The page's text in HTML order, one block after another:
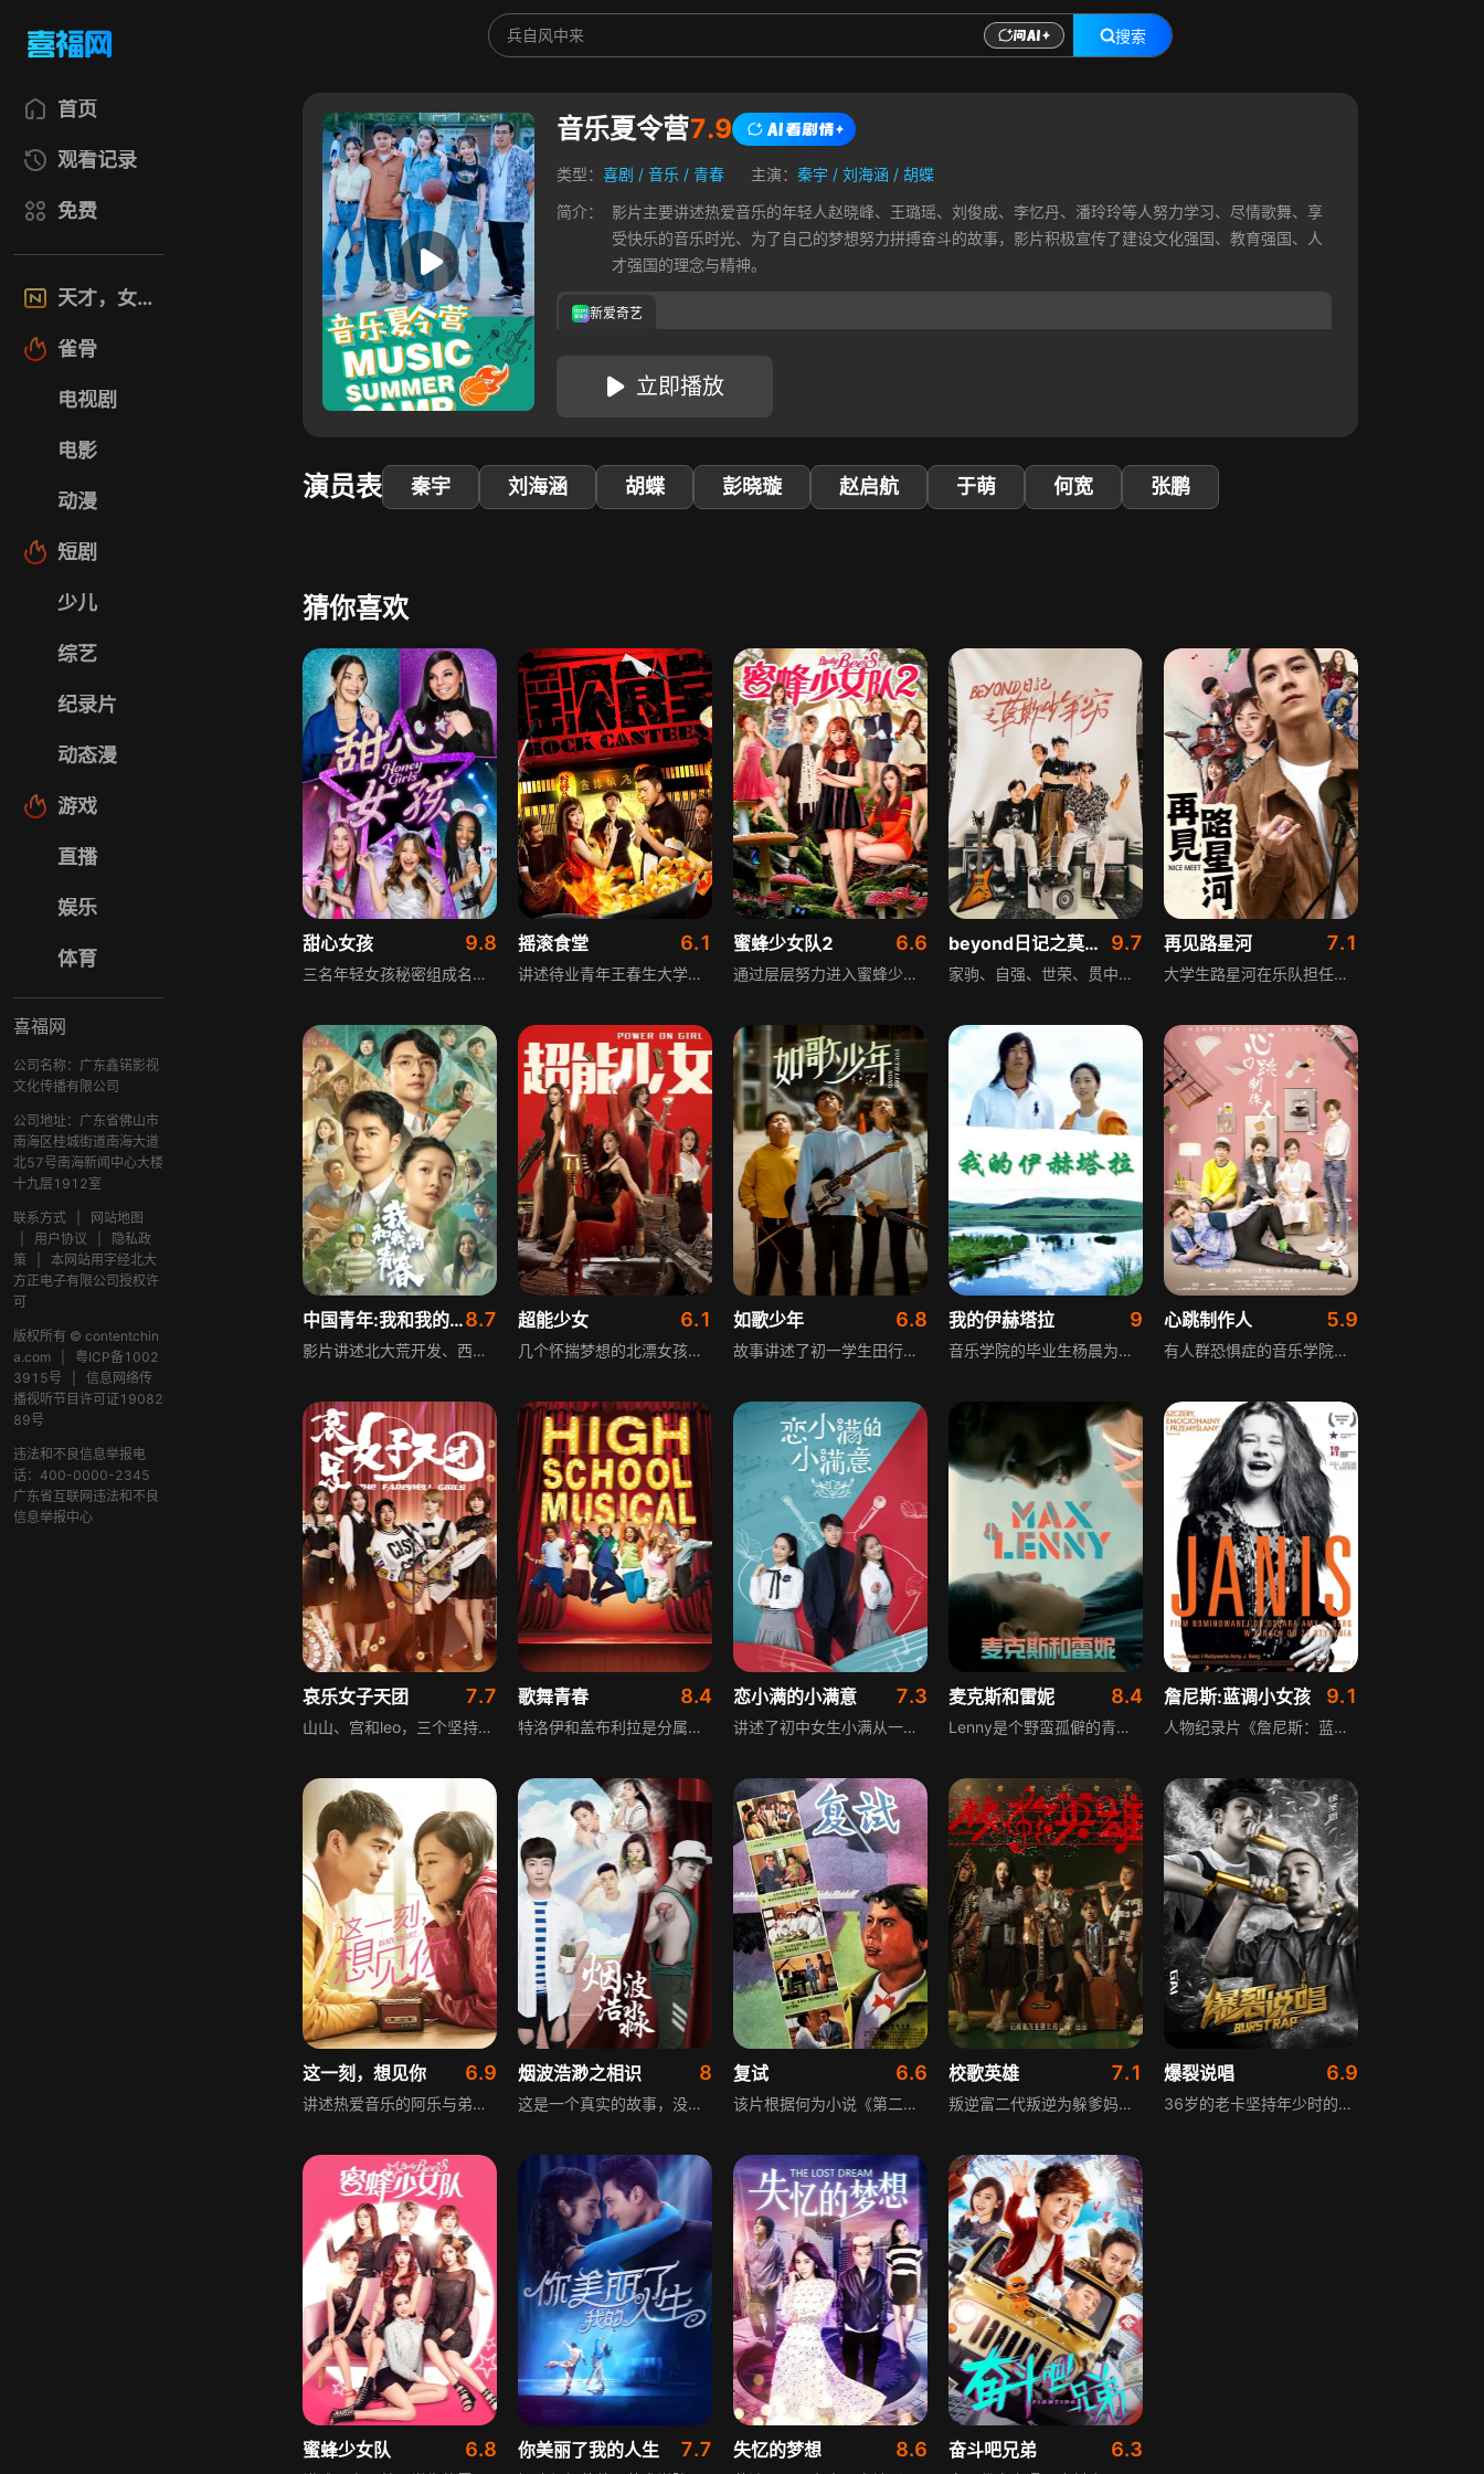
搜索
首页
观看记录
免费
天才，女友
雀骨
电视剧
电影
动漫
短剧
少儿
综艺
纪录片
动态漫
游戏
直播
娱乐
体育
喜福网
公司名称：广东鑫锘影视
文化传播有限公司
公司地址：广东省佛山市
南海区桂城街道南海大道
北57号南海新闻中心大楼
十九层1912室
联系方式
网站地图
用户协议
隐私政
策
本网站用字经北大
方正电子有限公司授权许
可
版权所有 © contentchin
a.com
粤ICP备1002
3915号
信息网络传
播视听节目许可证19082
89号
违法和不良信息举报电
话：400-0000-2345
广东省互联网违法和不良
信息举报中心
音乐夏令营7.9
类型： 喜剧 / 音乐 / 青春 主演： 秦宇 / 刘海涵 / 胡蝶
简介：
影片主要讲述热爱音乐的年轻人赵晓峰、王璐瑶、刘俊成、李忆丹、潘玲玲等人努力学习、尽情歌舞、享
受快乐的音乐时光、为了自己的梦想努力拼搏奋斗的故事，影片积极宣传了建设文化强国、教育强国、人
才强国的理念与精神。
新爱奇艺
立即播放
演员表 秦宇 刘海涵 胡蝶 彭晓璇 赵启航 于萌 何宽 张鹏
猜你喜欢
甜心女孩 9.8
三名年轻女孩秘密组成名为“甜心女孩”的乐队，戴上面具演出后意外走红。但因违反比赛规则，她们面临被淘汰的危机，必须在两种选择中做出决定：要么保密身份各自争取出道，要么坚守不离不弃、友谊至上的原则。剧集围绕女孩们的成长、友情与梦想展开，展现了青春里的纠结与抉择。
摇滚食堂 6.1
讲述待业青年王春生大学毕业后无所事事，一心想组建摇滚乐队却屡屡受挫，与担忧他的父亲矛盾不断，父亲病危后他接手饭店却经营不善，后联合店内众人组成摇滚乐队，虽比赛失败却让饭店闯出特色，王春生也逐渐成长，理解了父亲的良苦用心。
蜜蜂少女队2 6.6
通过层层努力进入蜜蜂少女队的大本营，三姐妹孔雪儿、罗姝涵、张希雅倍感兴奋。但是练习生的道路不是一帆风顺。教官威廉对少女成员们倍加严厉，最后三姐妹能否顺利通过练习生的道路呢？
beyond日记之莫欺少年穷 9.7
家驹、自强、世荣、贯中四个年轻人自组乐队，醉心音乐且各怀梦想。世荣深爱女友马莉，却被身为医学教授的未来岳父要求晕血的他学医；贯中想当警察，靠诚意从交通督导员做起；家驹为全家移民美国开餐馆身兼数职；自强想当一流经纪人。四人一路经历坎坷与欺骗，为理想打拼的故事充满青春热血与现实考验。
再见路星河 7.1
大学生路星河在乐队担任主唱，想在演出时对喜欢的女孩表白，不料在演出前被乐队开除，他临时找来了不会乐器的四个人想要完成表演。经历了重重困难，他们收获了友谊、重新认识了自我，有了别样的青春体悟。
中国青年:我和我的青春8.7
影片讲述北大荒开发、西部大开发、社会主义新时代三个时期，三段关于青年人的故事。无数热血青年将个人理想融入时代发展洪流，用满腔热血谱写青春之歌，以普通人的青春侧写时代发展，彰显一代代青年的家国情怀。
超能少女 6.1
几个怀揣梦想的北漂女孩组成女子跳唱组合，一同踏上逐梦之旅。她们因共同的舞台梦想相识，在日复一日的刻苦训练中相知，从最初配合生疏、一盘散沙的状态，历经一次次磨合与成长，逐渐变得同心协契、团结一致，在追逐热爱的道路上彼此支撑，共同蜕变。
如歌少年 6.8
故事讲述了初一学生田行健同母亲之间有着隔阂。因父亲离世因素母亲耿耿于怀，拒绝田行健接触音乐。田行健因反叛心理同母亲对抗，不断做出让母亲难以接受的言行。最终在音乐老师刘玲及父亲乐队老朋友的影响之下，田行健顺利参加演出，用自己的行动感动了母亲。同时也让母亲释怀，而田行健也完成了成长的蜕变。
我的伊赫塔拉 9
音乐学院的毕业生杨晨为了自己的音乐梦想，希望创作出更好的曲子，拒绝了城市里的好机会，毅然来到了伊赫塔拉支教，成为了一名音乐老师。后来他剪了头发，带着学生们来到了北京参加合唱比赛...
心跳制作人 5.9
有人群恐惧症的音乐学院学生张小渔空有才华却不得施展，她对身为知名唱作人的学长秦枫极为崇拜，下定决心要成为如学长一般的创作歌手。一天，沈漠及白泽、玄熠、须臾通过时空虫洞来到地球，正好落入张小渔家中，而探知到勇者们下落的“七域”魔王浊也尾随而至。由于时空乱流引发停电，沈漠四人浑身浴血，状如鬼神，正在家中打扫卫生的张小渔被吓晕过去。从昏迷中转醒的张小渔心中害怕，她从小佩戴的玉在关键时刻发出光芒将几人逼出门外。然而隔天，浊就暗中对张小渔下手，沈漠识破后出手救了张小渔。被沈漠所救的张小渔对他的印象好转，又见四人无家可归实在可怜，便与四人约法三章答应四人暂时寄住在自己家中，“同居生活”由此开始……
哀乐女子天团 7.7
山山、宫和leo，三个坚持音乐梦想的女孩误打误撞来到殡葬现场，被迫和刘翠、春花同台唱丧。在她们搞砸的葬礼上，女孩们开始发现生死的重量、告别的意义，于是开始认真对待唱丧这件事，五个女孩也从陌生敌意相处成惺惺相惜的好姐妹。当一切走向正轨的时候，山山她们三个却突然接到经纪公司的电话可以包装她们出道，但需要她们与殡葬行业划清界限。一边是她们向往的真正舞台，一边是患难与共的哀乐姐妹们，她们该何去何从？
歌舞青春 8.4
特洛伊和盖布利拉是分属两个世界的年轻人，特洛伊从小作为篮球种子培养，盖布利拉则是高智商的优等生。新年晚会两人被推上舞台合唱，彼此内心燃起火花，巧合的是两人成为高中同班同学。艺术老师挑选音乐剧参演者，特洛伊和盖布利拉凭优美默契的歌声打动老师，要获最终演出资格还得在第二轮面试打败对手，然而事情却起了波折。
恋小满的小满意 7.3
讲述了初中女生小满从一个懵懵懂懂的少女迅速“进化”成魅力四射的明星，并从这一连串旋风般的事件中了解了明星光环背后的压力与代价，体会到友谊的真正含义。小满和她的朋友们为彼此相互保守着秘密，为了心中的梦想而努力奋斗，共同追求着属于各自的小满意
麦克斯和雷妮 8.4
Lenny是个野蛮孤僻的青少年，她通过rap倾诉生活的艰辛，并从中获得心灵的解脱。某天晚上，她在废弃的工地练习说唱时，遇到了来自刚果的无证年轻姑娘Max，Max被Lenny磁性的声音和独特的说辞所吸引，两人的相遇为彼此的生活带来了不一样的色彩，开启了一段充满未知的青春故事。
詹尼斯:蓝调小女孩 9.1
人物纪录片《詹尼斯：蓝调小女孩》，讲述摇滚歌手贾尼斯·乔普林的一生。影片从1967年蒙特利流行音乐节讲起，涵盖1969年伍德斯托克音乐节等阶段，收录相关采访，配乐包含她的热门歌曲。影片展现神话背后的真实女性，通过她的信件带领观众了解其复杂人生，还原摇滚偶像的成长历程。
这一刻，想见你 6.9
讲述热爱音乐的阿乐与弟弟阿原为试弹学校礼堂昂贵钢琴，冒险夜闯教室，躲避保安时发生意外，弟弟昏迷，阿乐深陷自责郁郁寡欢。不久，他的大学生活闯入朋克装扮的少女怪兽与无厘头音乐室友牛车轮，经历诸多荒谬有趣的故事，阿乐重新领悟压抑的音乐梦想与爱的付出。然而天意弄人，他与怪兽刚萌芽的爱情未能开花结果，手机上留下的“想见你”三字，成为彼此心底的遗憾与念想。
烟波浩渺之相识 8
这是一个真实的故事，没有无病呻吟，没有哗众取宠。 “每一次的邂逅都是久别重逢，直到遇见了你们，我才真正明白了这句话的真谛。” 青春是场独行。高中毕业的顾凌淼还没等来大学的生活，却等来了父亲生意失败的消息。家道中落的他为了保护母亲不再被一蹶不振的父亲家暴，为了能继续学业，开始了勤工俭学的生活。 青春是场相逢。顾凌淼在大学里遇到了外表甜美、声音甜美，为爱不顾一切的可爱女生鄢晓波；遇到了高大帅气、重情重义，爱撩妹却不敢面对自己感情的处男学长杜宇浩；遇到了外表冷艳、内心却孤独的白富美学姐蓝梓烟；遇到了不善言辞，喜爱音乐的校知名乐队主唱顾磊…… 几个心怀梦想的人经历磨难，终于成长起来。
复试 6.6
该片根据何为小说《第二次考试》改编，讲述某沿海城市音乐学院招生时，声乐系主任严教授发现有歌唱才能的姑娘陆小梅，复试时她却因嗓子哑未被录取。严教授经过调查得知，复试前一晚刮台风，陆小梅为抢救受台风袭击的受难者彻夜未眠，导致复试时嗓子哑。教授诚恳地找到她，最终录取了这位品德与才华兼具的姑娘。
校歌英雄 7.1
叛逆富二代叛逆为躲爹妈安排，偷报音乐专业，开学撩学姐，为校花与校草开战，背后搞小动作坑对手又坑队友；寒门工科妹靠兼职偷师学音乐，一边端盘子一边写歌逆袭。校园歌曲原创大赛终极一战，看废柴二代如何洗白，草根学霸C位如何出道。青春热血，燃到跺脚！
爆裂说唱 6.9
36岁的老卡坚持年少时的说唱事业，微薄收入让生活贫寒，妻子为孩子未来提出离婚。雪哥邀他参加说唱比赛遭拒，苦劝后老卡重拾信心参赛挽留妻子。小泽因说唱与父亲矛盾重重，父亲车祸后他一度放弃，后来得知父亲一直在为自己攒音乐学院学费，小泽深受感动，决定参赛追寻说唱梦想。
蜜蜂少女队 6.8 你美丽了我的人生 7.7 失忆的梦想 8.6 奋斗吧兄弟 6.3